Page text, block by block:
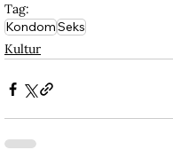
Tag:
KondomSeks
Kultur